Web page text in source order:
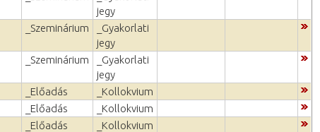
jegy
_Szeminárium
_Gyakorlati
jegy
_Szeminárium
_Gyakorlati
jegy
_Előadás
_Kollokvium
_Előadás
_Kollokvium
_Előadás
_Kollokvium